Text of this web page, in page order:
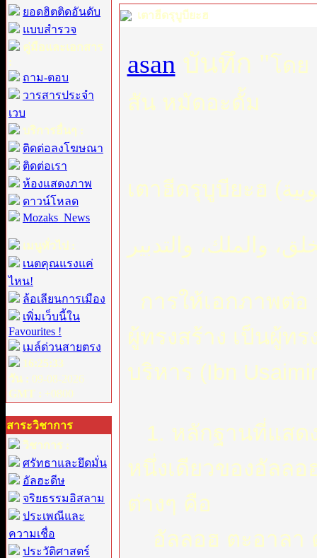
ยอดฮิตติดอันดับ
แบบสำรวจ
คู่มือและเอกสาร
:
ถาม-ตอบ
วารสารประจำ
เวบ
บริการอื่นๆ :
ติดต่อลงโฆษณา
ติดต่อเรา
ห้องแสดงภาพ
ดาวน์โหลด
Mozaks_News
เมนูทั่วไป :
เนตคุณแรงแค่
ไหน!
ล้อเลียนการเมือง
เพิ่มเว็บนี้ใน
Favourites !
เมล์ด่วนสายตรง
16:25:33
วัน : 09-08-2026
GMT : +0800
สาระวิชาการ
วิชาการ :
ศรัทธาและยึดมั่น
อัลฮะดีษ
จริยธรรมอิสลาม
ประเพณีและ
ความเชื่อ
ประวัติศาสตร์
เตาฮีดรุบูบียะฮ
asan บันทึก "โดย
สัน หมัดอะดั้ม
การให้เอกภาพต่
ผู้ทรงสร้าง เป็นผู้ท
บริหาร (Ibn
1. หลักฐานที่แสด
หนึ่งเดียวของอัลลอ
ต่างๆ คือ
อัลลอฮ ตะอาลา